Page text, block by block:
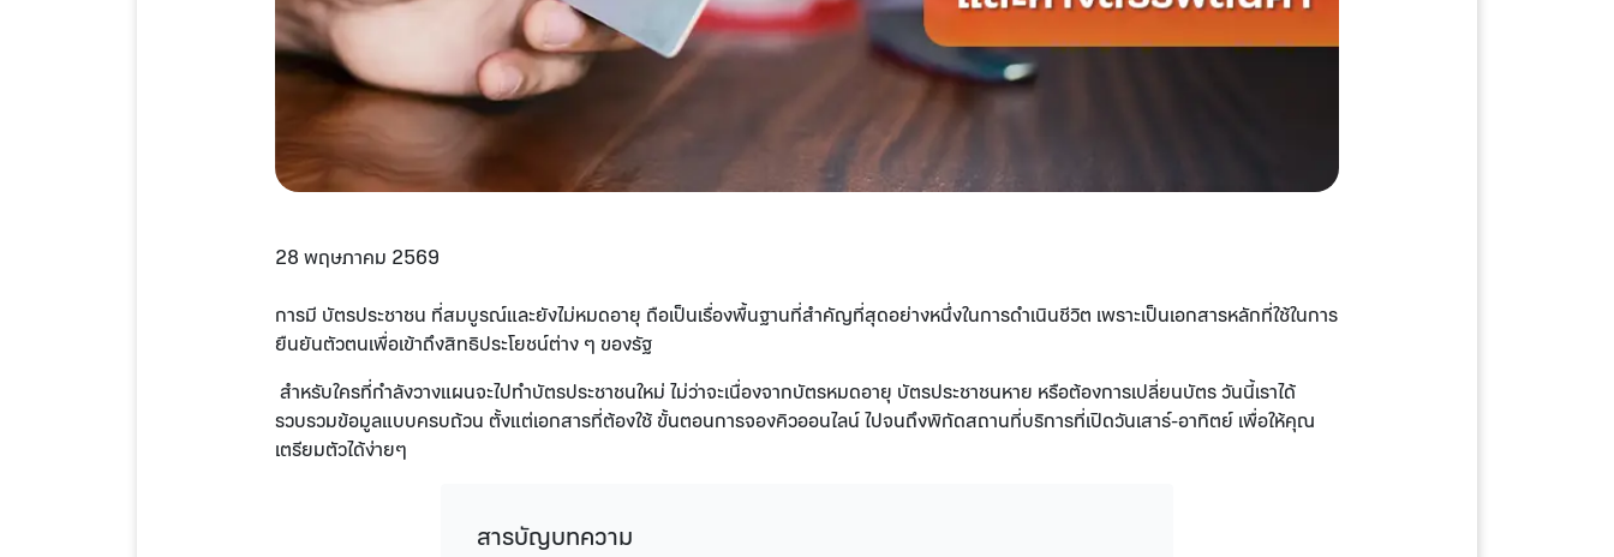
28 พฤษภาคม 2569
การมี บัตรประชาชน ที่สมบูรณ์และยังไม่หมดอายุ ถือเป็นเรื่องพื้นฐานที่สำคัญที่สุดอย่างหนึ่งในการดำเนินชีวิต เพราะเป็นเอกสารหลักที่ใช้ในการ
ยืนยันตัวตนเพื่อเข้าถึงสิทธิประโยชน์ต่าง ๆ ของรัฐ
สำหรับใครที่กำลังวางแผนจะไปทำบัตรประชาชนใหม่ ไม่ว่าจะเนื่องจากบัตรหมดอายุ บัตรประชาชนหาย หรือต้องการเปลี่ยนบัตร วันนี้เราได้
รวบรวมข้อมูลแบบครบถ้วน ตั้งแต่เอกสารที่ต้องใช้ ขั้นตอนการจองคิวออนไลน์ ไปจนถึงพิกัดสถานที่บริการที่เปิดวันเสาร์-อาทิตย์ เพื่อให้คุณ
เตรียมตัวได้ง่ายๆ
สารบัญบทความ